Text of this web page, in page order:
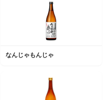
なんじゃもんじゃ